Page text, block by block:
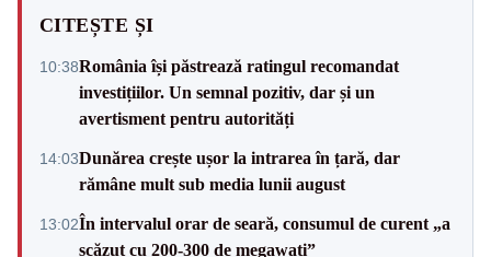
CITEȘTE ȘI
10:38România își păstrează ratingul recomandat
investițiilor. Un semnal pozitiv, dar și un
avertisment pentru autorități
14:03Dunărea crește ușor la intrarea în țară, dar
rămâne mult sub media lunii august
13:02În intervalul orar de seară, consumul de curent „a
scăzut cu 200-300 de megawați”